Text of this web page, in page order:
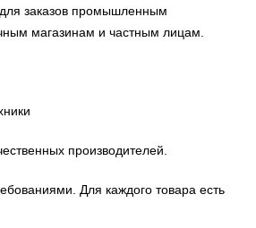
для заказов промышленным
магазинам и частным лицам.
производителей.
Для каждого товара есть